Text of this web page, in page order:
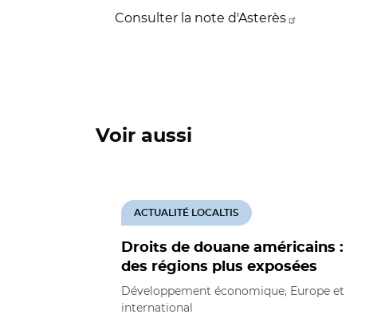
Consulter la note d'Asterès
Voir aussi
Droits de douane américains :
des régions plus exposées
ACTUALITÉ LOCALTIS
Développement économique, Europe et
international